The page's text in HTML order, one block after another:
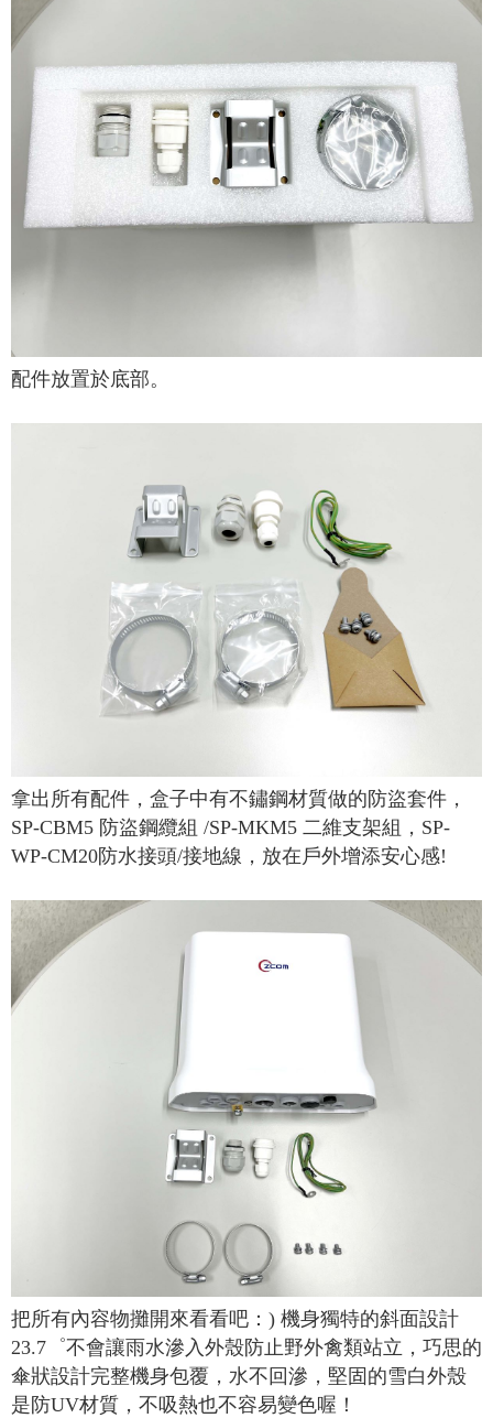
配件放置於底部。
拿出所有配件，盒子中有不鏽鋼材質做的 防盜套件，
SP-CBM5 防盜鋼纜組 /SP-MKM5 二維支架組， SP-
WP-CM20防水接頭/接地線，放在戶外增添安心感!
把所有內容物攤開來看看吧： ) 機身獨特的斜面設計
23.7 ゜不會讓雨水滲入外殼防止野外禽類站立，巧思的
傘狀設計完整機身包覆，水不回滲，堅固的雪白外殼
是防UV材質，不吸熱也不容易變色喔！